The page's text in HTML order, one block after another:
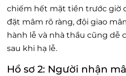
chiếm hết mặt tiền trước giờ
đặt mâm rõ ràng, đội giao
hành lễ và nhà thầu cũng dễ
sau khi hạ lễ.
Hồ sơ 2: Người nhận